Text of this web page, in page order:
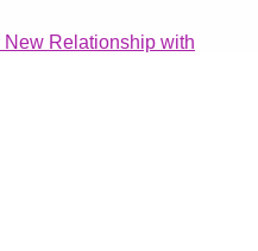
Relationship with